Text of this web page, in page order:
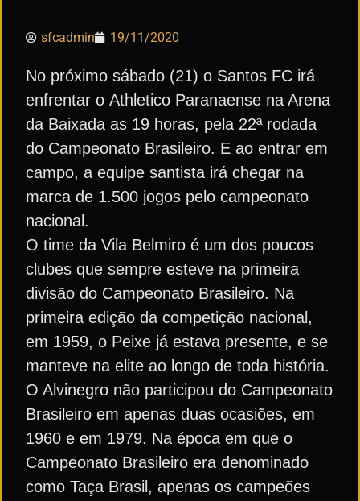
sfcadmin 19/11/2020
No próximo sábado (21) o Santos FC irá
enfrentar o Athletico Paranaense na Arena
da Baixada as 19 horas, pela 22ª rodada
do Campeonato Brasileiro. E ao entrar em
campo, a equipe santista irá chegar na
marca de 1.500 jogos pelo campeonato
nacional.
O time da Vila Belmiro é um dos poucos
clubes que sempre esteve na primeira
divisão do Campeonato Brasileiro. Na
primeira edição da competição nacional,
em 1959, o Peixe já estava presente, e se
manteve na elite ao longo de toda história.
O Alvinegro não participou do Campeonato
Brasileiro em apenas duas ocasiões, em
1960 e em 1979. Na época em que o
Campeonato Brasileiro era denominado
como Taça Brasil, apenas os campeões